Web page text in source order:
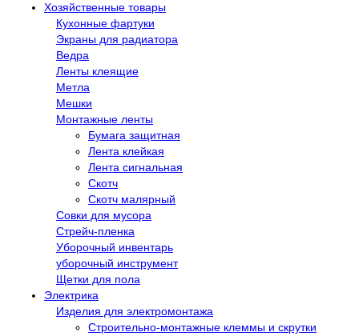
Хозяйственные товары
Кухонные фартуки
Экраны для радиатора
Ведра
Ленты клеящие
Метла
Мешки
Монтажные ленты
Бумага защитная
Лента клейкая
Лента сигнальная
Скотч
Скотч малярный
Совки для мусора
Стрейч-пленка
Уборочный инвентарь
уборочный инструмент
Щетки для пола
Электрика
Изделия для электромонтажа
Строительно-монтажные клеммы и скрутки